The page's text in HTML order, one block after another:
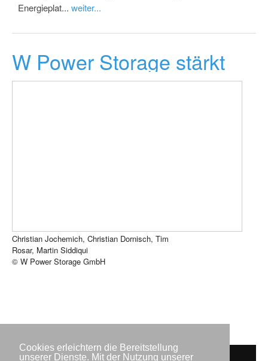
Cookies erleichtern die Bereitstellung
unserer Dienste. Mit der Nutzung unserer
Energieplat... weiter...
W Power Storage stärkt
Managementteam für
Christian Jochemich, Christian Dornisch, Tim
Rosar, Martin Siddiqui
© W Power Storage GmbH